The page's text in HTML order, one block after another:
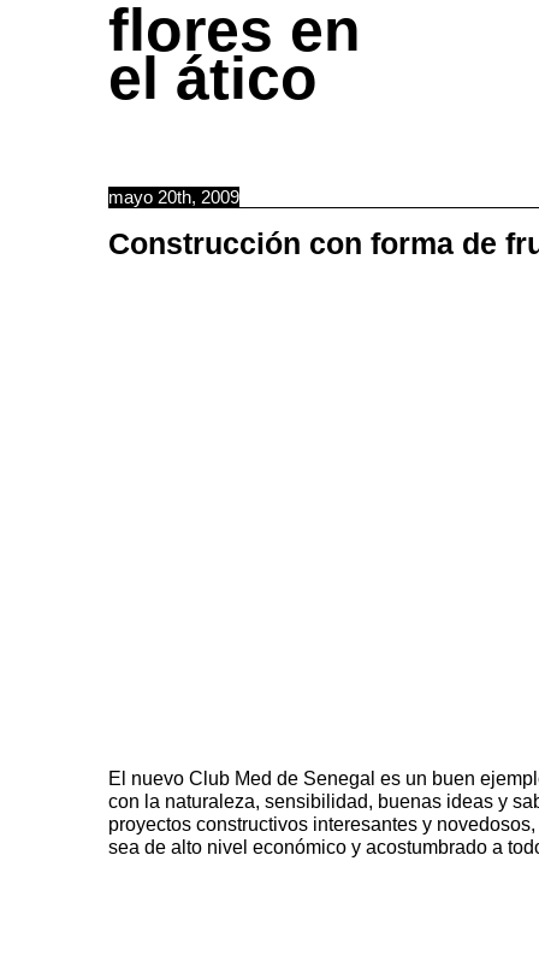
flores en
el ático
mayo 20th, 2009
Construcción con forma de
El nuevo Club Med de Senegal es un buen
con la naturaleza, sensibilidad, buenas ideas y
proyectos constructivos interesantes y
sea de alto nivel económico y acostumbrado a